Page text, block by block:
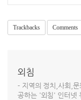
Trackbacks Comments
외침
- 지역의 정치,사회,문
공하는 '외침' 인터넷